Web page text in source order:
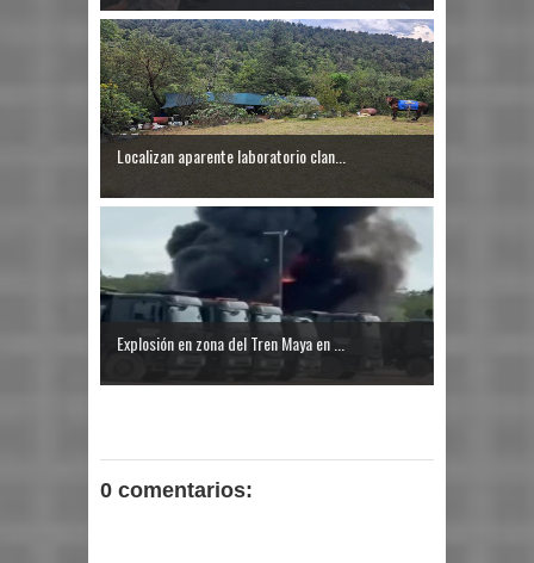
Localizan aparente laboratorio clan...
Explosión en zona del Tren Maya en ...
0 comentarios: